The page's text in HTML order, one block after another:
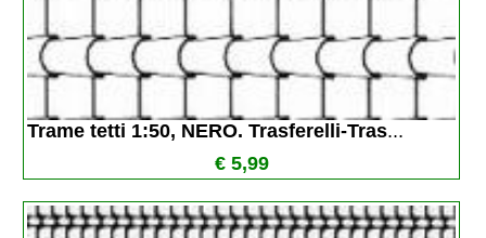
Trame tetti 1:50, NERO. Trasferelli-Tras...
€ 5,99